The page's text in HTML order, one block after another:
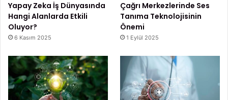
Yapay Zeka İş Dünyasında
Hangi Alanlarda Etkili
Oluyor?
6 Kasım 2025
Çağrı Merkezlerinde Ses
Tanıma Teknolojisinin
Önemi
1 Eylül 2025